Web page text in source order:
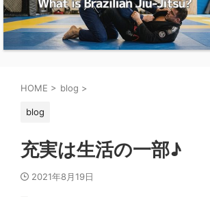
HOME > blog >
blog
充実は生活の一部♪
2021年8月19日